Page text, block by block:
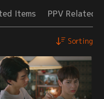
Items PPV Related
Sorting